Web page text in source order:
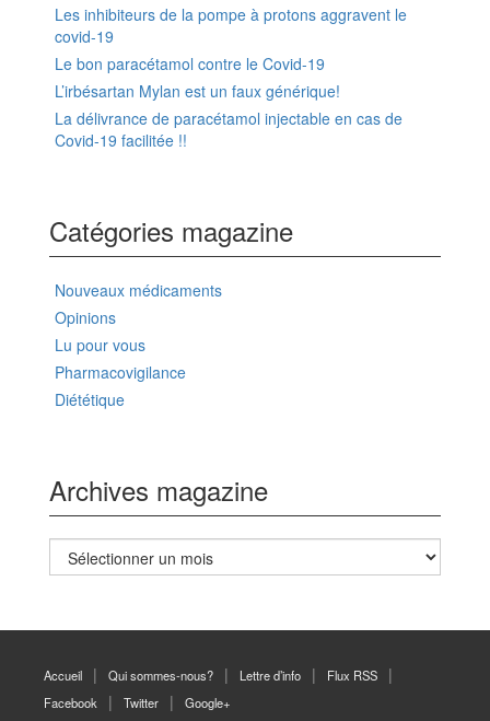
Les inhibiteurs de la pompe à protons aggravent le
covid-19
Le bon paracétamol contre le Covid-19
L’irbésartan Mylan est un faux générique!
La délivrance de paracétamol injectable en cas de
Covid-19 facilitée !!
Catégories magazine
Nouveaux médicaments
Opinions
Lu pour vous
Pharmacovigilance
Diététique
Archives magazine
Archives
magazine
Accueil Qui sommes-nous? Lettre d’info
Flux RSS
Facebook
Twitter Google+